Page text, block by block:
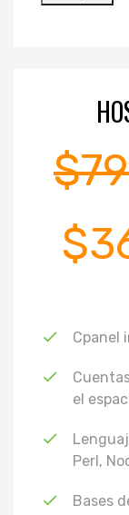
Cpanel
el
Perl,
Bases